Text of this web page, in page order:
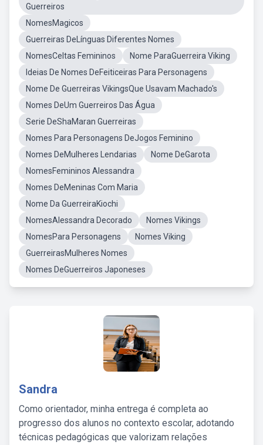
Guerreiros
NomesMagicos
Guerreiras DeLínguas Diferentes Nomes
NomesCeltas Femininos
Nome ParaGuerreira Viking
Ideias De Nomes DeFeiticeiras Para Personagens
Nome De Guerreiras VikingsQue Usavam Machado's
Nomes DeUm Guerreiros Das Água
Serie DeShaMaran Guerreiras
Nomes Para Personagens DeJogos Feminino
Nomes DeMulheres Lendarias
Nome DeGarota
NomesFemininos Alessandra
Nomes DeMeninas Com Maria
Nome Da GuerreiraKiochi
NomesAlessandra Decorado
Nomes Vikings
NomesPara Personagens
Nomes Viking
GuerreirasMulheres Nomes
Nomes DeGuerreiros Japoneses
Sandra
Como orientador, minha entrega é completa ao
progresso dos alunos no contexto escolar, adotando
técnicas pedagógicas que valorizam relações